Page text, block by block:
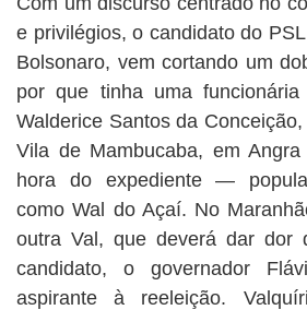
e privilégios, o candidato do
Bolsonaro, vem cortando um
por que tinha uma
Walderice Santos da
Vila de Mambucaba, em
hora do expediente —
como Wal do Açaí. No
outra Val, que deverá dar dor
candidato, o governador
aspirante à reeleição.